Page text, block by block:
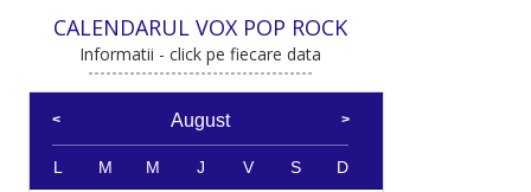
CALENDARUL VOX POP ROCK
Informatii - click pe fiecare data
August
L M M J V S D